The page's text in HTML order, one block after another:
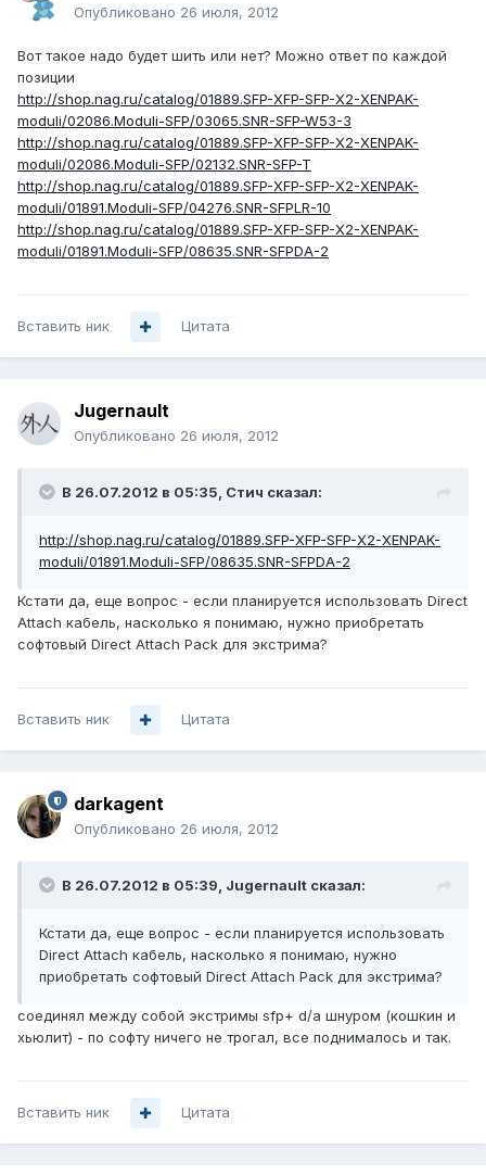
Опубликовано 26 июля, 2012
Вот такое надо будет шить или нет? Можно ответ по каждой
позиции
http://shop.nag.ru/catalog/01889.SFP-XFP-SFP-X2-XENPAK-
moduli/02086.Moduli-SFP/03065.SNR-SFP-W53-3
http://shop.nag.ru/catalog/01889.SFP-XFP-SFP-X2-XENPAK-
moduli/02086.Moduli-SFP/02132.SNR-SFP-T
http://shop.nag.ru/catalog/01889.SFP-XFP-SFP-X2-XENPAK-
moduli/01891.Moduli-SFP/04276.SNR-SFPLR-10
http://shop.nag.ru/catalog/01889.SFP-XFP-SFP-X2-XENPAK-
moduli/01891.Moduli-SFP/08635.SNR-SFPDA-2
Вставить ник Цитата
Jugernault
Опубликовано 26 июля, 2012
В 26.07.2012 в 05:35, Стич сказал:
http://shop.nag.ru/catalog/01889.SFP-XFP-SFP-X2-XENPAK-
moduli/01891.Moduli-SFP/08635.SNR-SFPDA-2
Кстати да, еще вопрос - если планируется использовать Direct
Attach кабель, насколько я понимаю, нужно приобретать
софтовый Direct Attach Pack для экстрима?
Вставить ник Цитата
darkagent
Опубликовано 26 июля, 2012
В 26.07.2012 в 05:39, Jugernault сказал:
Кстати да, еще вопрос - если планируется использовать
Direct Attach кабель, насколько я понимаю, нужно
приобретать софтовый Direct Attach Pack для экстрима?
соединял между собой экстримы sfp+ d/a шнуром (кошкин и
хьюлит) - по софту ничего не трогал, все поднималось и так.
Вставить ник Цитата